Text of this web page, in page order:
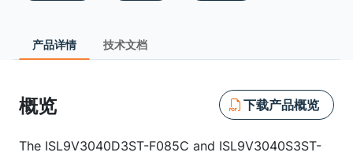
产品详情 技术文档
概览 下载产品概览
The ISL9V3040D3ST-F085C and ISL9V3040S3ST-